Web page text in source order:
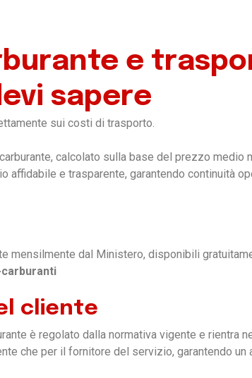
e
sapere
sui costi di trasporto.
calcolato sulla base del prezzo
affidabile e trasparente, garantendo continuità
mensilmente dal Ministero, disponibili
cliente
è regolato dalla normativa vigente e rientra
che per il fornitore del servizio, garantendo